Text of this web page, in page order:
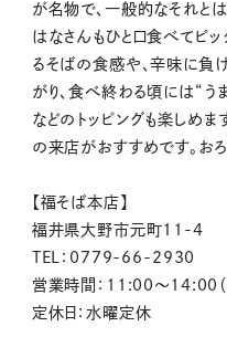
が名物で、一般的なそれと
はなさんもひと口食べてビッ
るそばの食感や、辛味に負
がり、食べ終わる頃には“う
などのトッピングも楽しめ
の来店がおすすめです。お
【福そば本店】
福井県大野市元町11-4
TEL：0779-66-2930
営業時間：11:00～14:00（
定休日：水曜定休